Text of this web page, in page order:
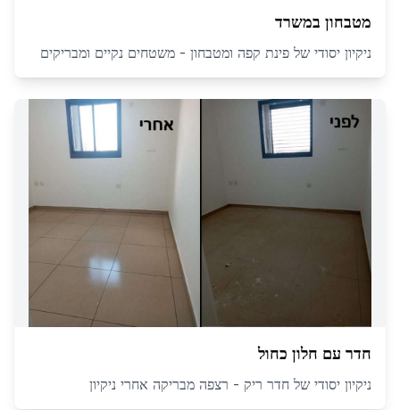
מטבחון במשרד
ניקיון יסודי של פינת קפה ומטבחון - משטחים נקיים ומבריקים
חדר עם חלון כחול
ניקיון יסודי של חדר ריק - רצפה מבריקה אחרי ניקיון